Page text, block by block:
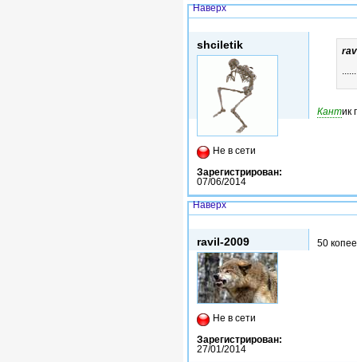
Наверх
shciletik
Не в сети
Зарегистрирован:
07/06/2014
Кантик
Наверх
ravil-2009
Не в сети
Зарегистрирован:
27/01/2014
50